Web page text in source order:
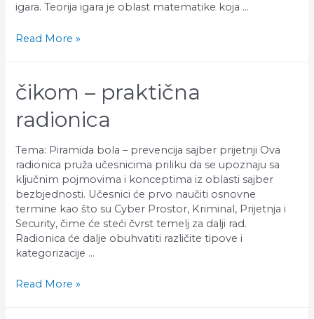
igara. Teorija igara je oblast matematike koja …
COINIS
radionica
Read More »
čikom – praktična
radionica
Tema: Piramida bola – prevencija sajber prijetnji Ova
radionica pruža učesnicima priliku da se upoznaju sa
ključnim pojmovima i konceptima iz oblasti sajber
bezbjednosti. Učesnici će prvo naučiti osnovne
termine kao što su Cyber Prostor, Kriminal, Prijetnja i
Security, čime će steći čvrst temelj za dalji rad.
Radionica će dalje obuhvatiti različite tipove i
kategorizacije …
ČIKOM
Read More »